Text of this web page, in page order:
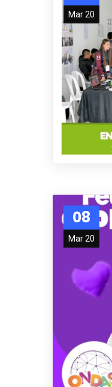
Mar 20
08
Mar 20